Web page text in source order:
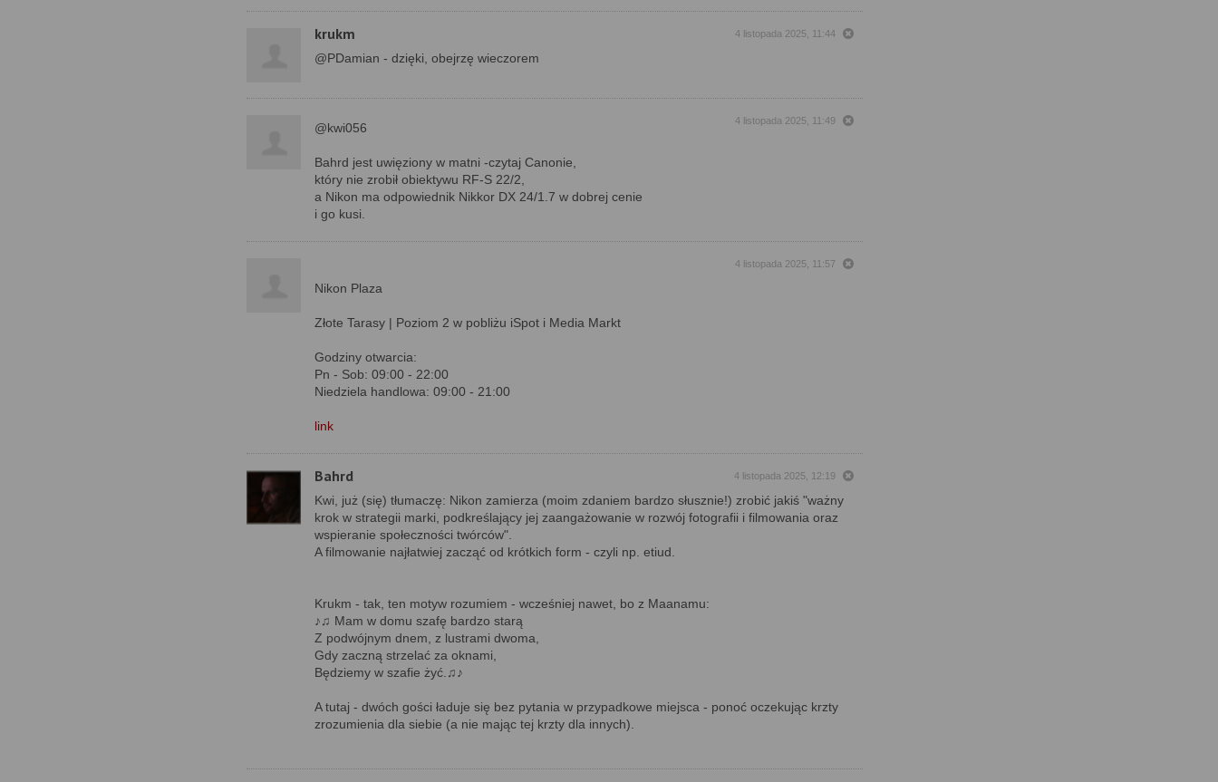
krukm 4 listopada 2025, 11:44
@PDamian - dzięki, obejrzę wieczorem
4 listopada 2025, 11:49
@kwi056
Bahrd jest uwięziony w matni -czytaj Canonie,
który nie zrobił obiektywu RF-S 22/2,
a Nikon ma odpowiednik Nikkor DX 24/1.7 w dobrej cenie
i go kusi.
4 listopada 2025, 11:57
Nikon Plaza
Złote Tarasy | Poziom 2 w pobliżu iSpot i Media Markt
Godziny otwarcia:
Pn - Sob: 09:00 - 22:00
Niedziela handlowa: 09:00 - 21:00
link
Bahrd 4 listopada 2025, 12:19
Kwi, już (się) tłumaczę: Nikon zamierza (moim zdaniem bardzo słusznie!) zrobić jakiś "ważny
krok w strategii marki, podkreślający jej zaangażowanie w rozwój fotografii i filmowania oraz
wspieranie społeczności twórców".
A filmowanie najłatwiej zacząć od krótkich form - czyli np. etiud.
Krukm - tak, ten motyw rozumiem - wcześniej nawet, bo z Maanamu:
♪♫ Mam w domu szafę bardzo starą
Z podwójnym dnem, z lustrami dwoma,
Gdy zaczną strzelać za oknami,
Będziemy w szafie żyć.♫♪
A tutaj - dwóch gości ładuje się bez pytania w przypadkowe miejsca - ponoć oczekując krzty
zrozumienia dla siebie (a nie mając tej krzty dla innych).